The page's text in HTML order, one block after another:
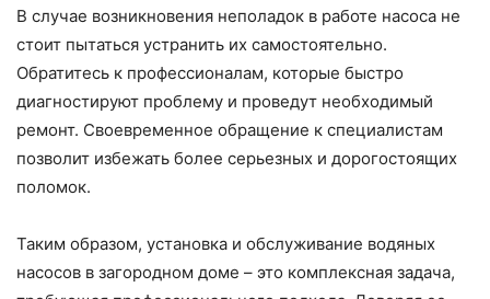
В случае возникновения неполадок в работе насоса не
стоит пытаться устранить их самостоятельно.
Обратитесь к профессионалам, которые быстро
диагностируют проблему и проведут необходимый
ремонт. Своевременное обращение к специалистам
позволит избежать более серьезных и дорогостоящих
поломок.
Таким образом, установка и обслуживание водяных
насосов в загородном доме – это комплексная задача,